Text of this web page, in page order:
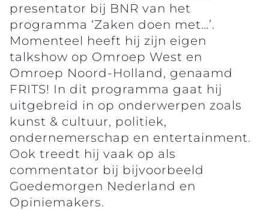
presentator bij BNR van het
programma ‘Zaken doen met…’.
Momenteel heeft hij zijn eigen
talkshow op Omroep West en
Omroep Noord-Holland, genaamd
FRITS! In dit programma gaat hij
uitgebreid in op onderwerpen zoals
kunst & cultuur, politiek,
ondernemerschap en entertainment.
Ook treedt hij vaak op als
commentator bij bijvoorbeeld
Goedemorgen Nederland en
Opiniemakers.